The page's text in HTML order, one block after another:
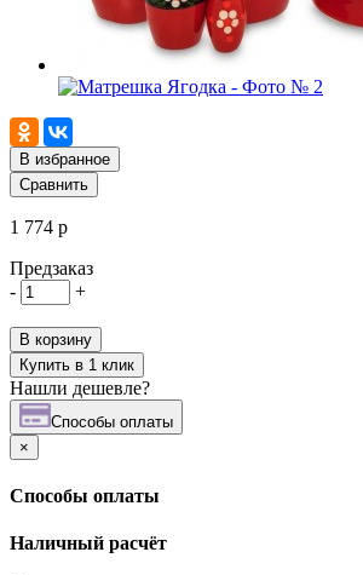
В избранное
Сравнить
1 774 р
Предзаказ
-
+
В корзину
Купить в 1 клик
Нашли дешевле?
Cпособы оплаты
×
Cпособы оплаты
Наличный расчёт